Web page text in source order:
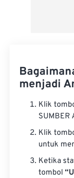
menjadi
Klik
SUMBER
Klik
untuk
Ketika
tombol